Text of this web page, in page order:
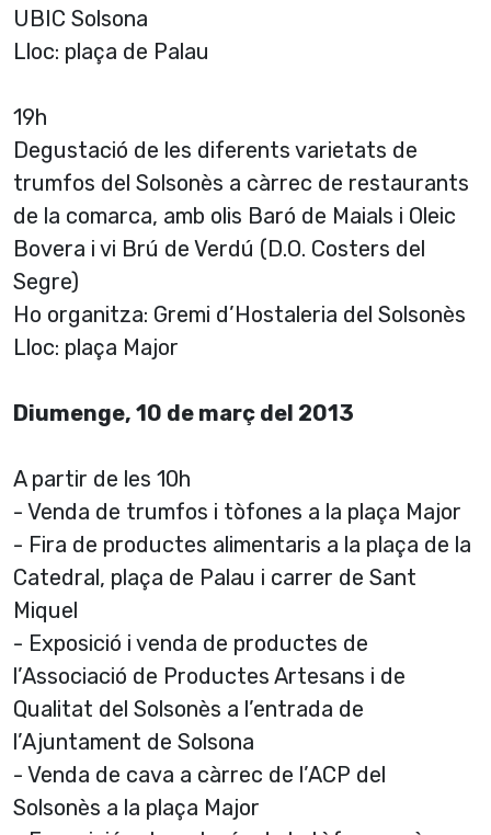
UBIC Solsona
Lloc: plaça de Palau
19h
Degustació de les diferents varietats de
trumfos del Solsonès a càrrec de restaurants
de la comarca, amb olis Baró de Maials i Oleic
Bovera i vi Brú de Verdú (D.O. Costers del
Segre)
Ho organitza: Gremi d’Hostaleria del Solsonès
Lloc: plaça Major
Diumenge, 10 de març del 2013
A partir de les 10h
- Venda de trumfos i tòfones a la plaça Major
- Fira de productes alimentaris a la plaça de la
Catedral, plaça de Palau i carrer de Sant
Miquel
- Exposició i venda de productes de
l’Associació de Productes Artesans i de
Qualitat del Solsonès a l’entrada de
l’Ajuntament de Solsona
- Venda de cava a càrrec de l’ACP del
Solsonès a la plaça Major